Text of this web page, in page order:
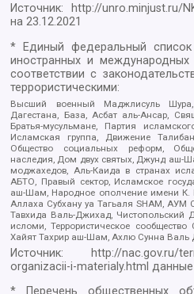
Источник: http://unro.minjust.ru/
на23.12.2021
* Единый федеральный
иностранных и международных
соответствии с
террористическими:
Высший военный Маджлисуль
Дагестана, База, Асбат аль-Ансар,
Братья-мусульмане, Партия
Исламская группа, Движение
Общество социальных реформ,
наследия, Дом двух святых, Джунд
моджахедов, Аль-Каида в странах
АБТО, Правый сектор, Исламское
аш-Шам, Народное ополчение имени
Аллаха Субхану уа Тагьаля SHAM,
Тавхида Валь-Джихад, Чистопольский
исломи, Террористическое
Хайят Тахрир аш-Шам, Ахлю Сунна
Источник:
http://nac.gov.ru/
organizacii-i-materialy.html